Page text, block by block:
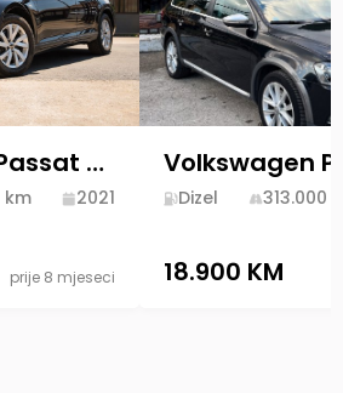
Volkswagen Passat 2.0 TDI DSG 2021 Diesel
km 2021
prije 8 mjeseci
Dizel 313.000
18.900 KM